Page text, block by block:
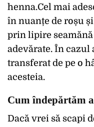
henna.Cel mai
în nuanțe de roșu
prin lipire
adevărate. În cazul
transferat de pe o
acesteia.
Cum îndepărtăm
Dacă vrei să scapi